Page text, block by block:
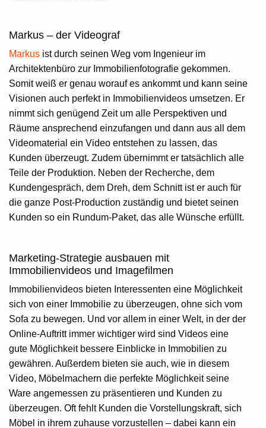
Markus – der Videograf
Markus ist durch seinen Weg vom Ingenieur im
Architektenbüro zur Immobilienfotografie gekommen.
Somit weiß er genau worauf es ankommt und kann seine
Visionen auch perfekt in Immobilienvideos umsetzen. Er
nimmt sich genügend Zeit um alle Perspektiven und
Räume ansprechend einzufangen und dann aus all dem
Videomaterial ein Video entstehen zu lassen, das
Kunden überzeugt. Zudem übernimmt er tatsächlich alle
Teile der Produktion. Neben der Recherche, dem
Kundengespräch, dem Dreh, dem Schnitt ist er auch für
die ganze Post-Production zuständig und bietet seinen
Kunden so ein Rundum-Paket, das alle Wünsche erfüllt.
Marketing-Strategie ausbauen mit
Immobilienvideos und Imagefilmen
Immobilienvideos bieten Interessenten eine Möglichkeit
sich von einer Immobilie zu überzeugen, ohne sich vom
Sofa zu bewegen. Und vor allem in einer Welt, in der der
Online-Auftritt immer wichtiger wird sind Videos eine
gute Möglichkeit bessere Einblicke in Immobilien zu
gewähren. Außerdem bieten sie auch, wie in diesem
Video, Möbelmachern die perfekte Möglichkeit seine
Ware angemessen zu präsentieren und Kunden zu
überzeugen. Oft fehlt Kunden die Vorstellungskraft, sich
Möbel in ihrem zuhause vorzustellen – dabei kann ein